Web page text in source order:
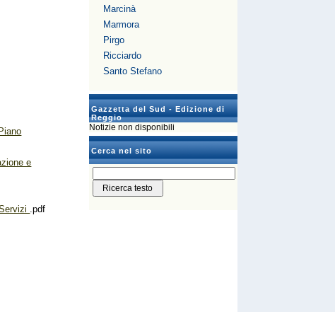
Marcinà
Marmora
Pirgo
Ricciardo
Santo Stefano
Gazzetta del Sud - Edizione di
Reggio
Notizie non disponibili
Cerca nel sito
e
.pdf